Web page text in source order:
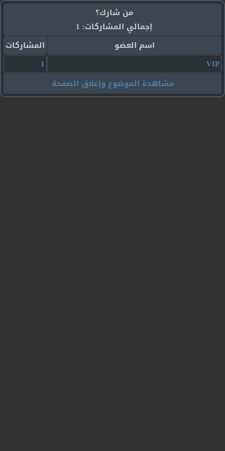
من شارك؟
إجمالي المشاركات: 1
اسم العضو
المشاركات
VIP
1
مشاهدة الموضوع وإغلاق الصفحة